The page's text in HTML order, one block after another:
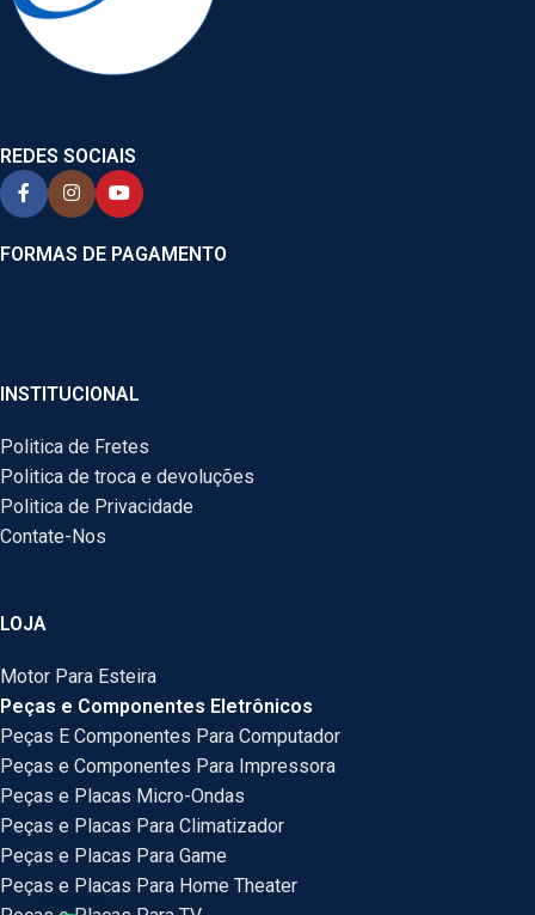
REDES SOCIAIS
FORMAS DE PAGAMENTO
INSTITUCIONAL
Politica de Fretes
Politica de troca e devoluções
Politica de Privacidade
Contate-Nos
LOJA
Motor Para Esteira
Peças e Componentes Eletrônicos
Peças E Componentes Para Computador
Peças e Componentes Para Impressora
Peças e Placas Micro-Ondas
Peças e Placas Para Climatizador
Peças e Placas Para Game
Peças e Placas Para Home Theater